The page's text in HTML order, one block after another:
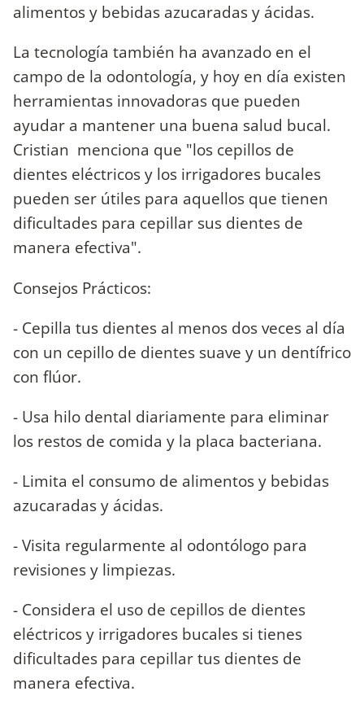
alimentos y bebidas azucaradas y ácidas.
La tecnología también ha avanzado en el
campo de la odontología, y hoy en día existen
herramientas innovadoras que pueden
ayudar a mantener una buena salud bucal.
Cristian menciona que "los cepillos de
dientes eléctricos y los irrigadores bucales
pueden ser útiles para aquellos que tienen
dificultades para cepillar sus dientes de
manera efectiva".
Consejos Prácticos:
- Cepilla tus dientes al menos dos veces al día
con un cepillo de dientes suave y un dentífrico
con flúor.
- Usa hilo dental diariamente para eliminar
los restos de comida y la placa bacteriana.
- Limita el consumo de alimentos y bebidas
azucaradas y ácidas.
- Visita regularmente al odontólogo para
revisiones y limpiezas.
- Considera el uso de cepillos de dientes
eléctricos y irrigadores bucales si tienes
dificultades para cepillar tus dientes de
manera efectiva.